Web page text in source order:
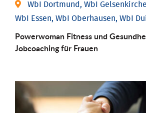
WbI Dortmund, WbI
WbI Essen, WbI Oberhausen, WbI
Powerwoman Fitness und
Job­coaching für Frauen